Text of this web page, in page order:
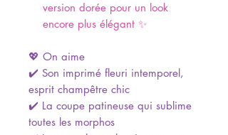
version dorée pour un look
encore plus élégant ✨
💖 On aime
✔️ Son imprimé fleuri intemporel,
esprit champêtre chic
✔️ La coupe patineuse qui sublime
toutes les morphos